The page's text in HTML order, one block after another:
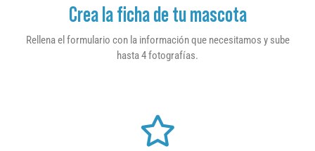
Crea la ficha de tu mascota
Rellena el formulario con la información que necesitamos y sube
hasta 4 fotografías.